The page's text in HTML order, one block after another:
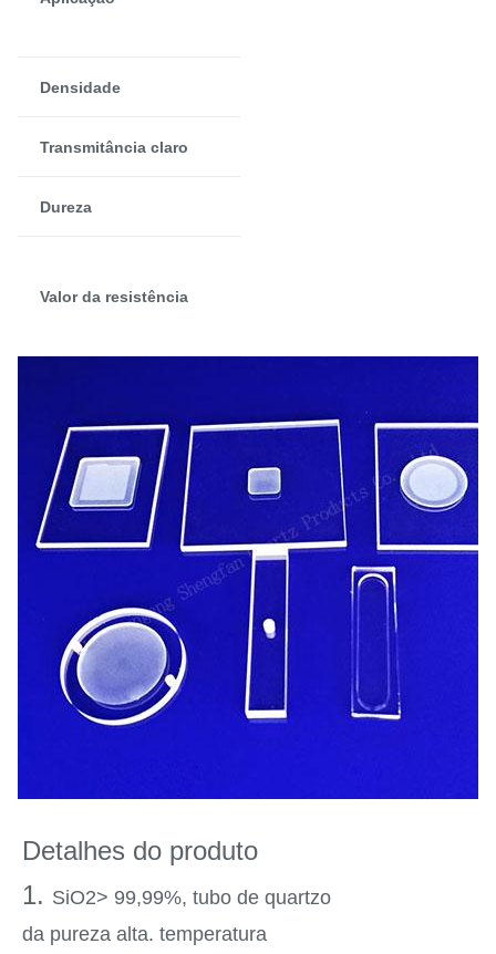
Densidade
Transmitância claro
Dureza
Valor da resistência
Detalhes do produto
1. SiO2> 99,99%, tubo de quartzo
da pureza alta. temperatura